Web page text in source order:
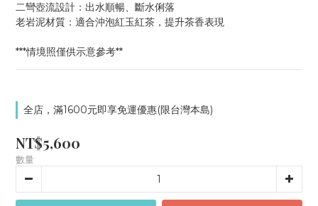
二彎壺流設計：出水順暢、斷水俐落
老岩泥材質：適合沖泡紅玉紅茶，提升茶香表現
***情境照僅供示意參考**
全店，滿1600元即享免運優惠(限台灣本島)
NT$5,600
數量